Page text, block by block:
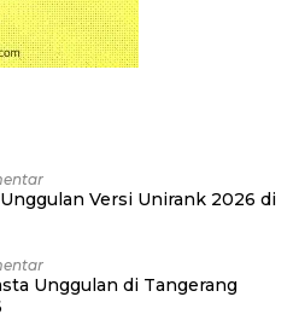
Versi Unirank 2026 di
Unggulan di Tangerang